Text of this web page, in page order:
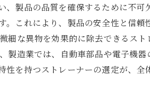
製品の品質を確保するために不可
これにより、製品の安全性と信頼
細な異物を効果的に除去できるスト
製造業では、自動車部品や電子機器
を持つストレーナーの選定が、全